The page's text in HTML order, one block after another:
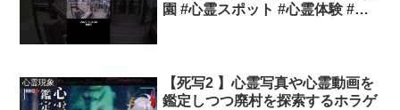
園 #心霊スポット #心霊体験 #心
心霊現象
【死写2 】心霊写真や心霊動画を
鑑定しつつ廃村を探索するホラゲ